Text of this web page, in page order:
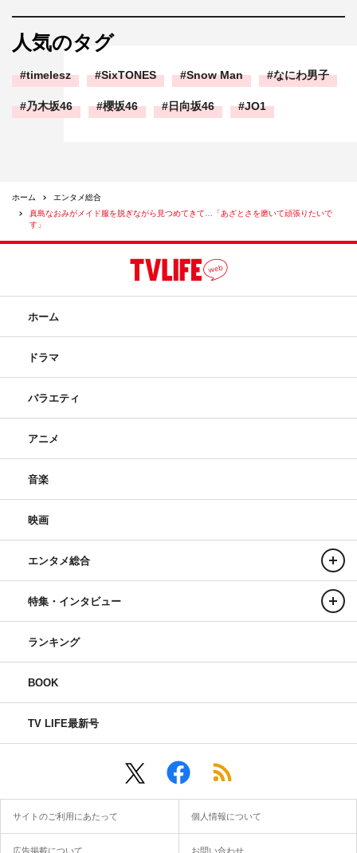
人気のタグ
timelesz SixTONES Snow Man なにわ男子
乃木坂46 櫻坂46 日向坂46 JO1
ホーム
エンタメ総合
真島なおみがメイド服を脱ぎながら見つめてきて…「あざとさを磨いて頑張りたいで
す」
ホーム
ドラマ
バラエティ
アニメ
音楽
映画
エンタメ総合
特集・インタビュー
ランキング
BOOK
TV LIFE最新号
サイトのご利用にあたって 個人情報について
広告掲載について お問い合わせ